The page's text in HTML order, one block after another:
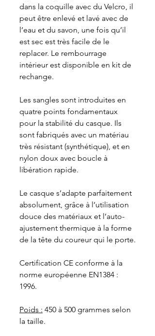
dans la coquille avec du Velcro, il
peut être enlevé et lavé avec de
l’eau et du savon, une fois qu’il
est sec est très facile de le
replacer. Le rembourrage
intérieur est disponible en kit de
rechange.
Les sangles sont introduites en
quatre points fondamentaux
pour la stabilité du casque. Ils
sont fabriqués avec un matériau
très résistant (synthétique), et en
nylon doux avec boucle à
libération rapide.
Le casque s’adapte parfaitement
absolument, grâce à l’utilisation
douce des matériaux et l’auto-
ajustement thermique à la forme
de la tête du coureur qui le porte.
Certification CE conforme à la
norme européenne EN1384 :
1996.
Poids : 450 à 500 grammes selon
la taille.